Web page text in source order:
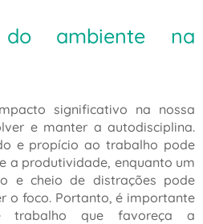
ambiente na
significativo na nossa
e manter a autodisciplina.
e propício ao trabalho pode
a produtividade, enquanto um
e cheio de distrações pode
o foco. Portanto, é importante
trabalho que favoreça a